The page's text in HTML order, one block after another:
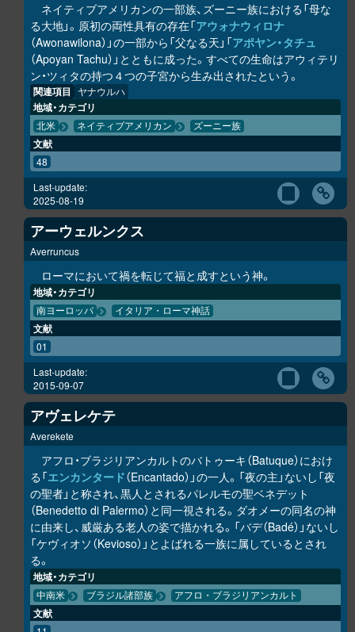
ネイティブアメリカンの一部族、ズーニー族における「母な
る大地」。原初の両性具有の存在「アウォナウィロナ
（Awonawilona）」の一部から「父なる天」「アポヤン・タチュ
（Apoyan Tachu）」とともに成った。すべての生命はアウィテリ
ン・ツィタの持つ４つの子宮から生み出されたという。
関連項目 ヤナウルハ
地域・カテゴリ
北米 ネイティブアメリカン ズーニー族
文献
48
Last-update:
2025-08-19
アーウェルンクス
Averruncus
ローマにおいて禍を転じて福と成すという神。
地域・カテゴリ
南ヨーロッパ イタリア・ローマ神話
文献
01
Last-update:
2015-09-07
アヴェレケテ
Averekete
アフロ・ブラジリアンカルトのバトゥーキ（Batuque）におけ
る「エンカンタード（Encantado）」の一人。「夜の主」ないし「夜
の聖者」と称され、黒人とされるパレルモの聖ベネデット
（Benedetto di Palermo）と同一視される。ダオメーの同名の神
に由来し、威厳ある老人の姿で描かれる。「バデ（Badé）」ないし
「ケヴィオソ（Kevioso）」とよばれる一族に属しているとされ
る。
地域・カテゴリ
中南米 ブラジル諸部族 アフロ・ブラジリアンカルト
文献